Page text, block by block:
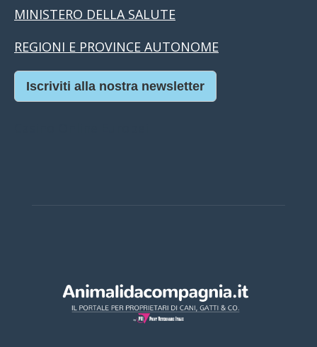
MINISTERO DELLA SALUTE
REGIONI E PROVINCE AUTONOME
Iscriviti alla nostra newsletter